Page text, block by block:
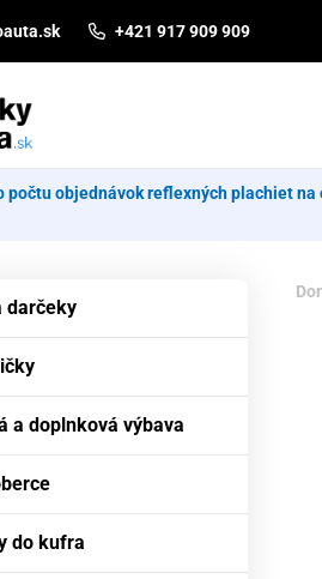
+421 917 909 909
počtu objednávok reflexných plachiet
darčeky
a doplnková výbava
do kufra